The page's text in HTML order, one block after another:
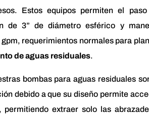
Estos equipos permiten el
de 3” de diámetro esférico y
requerimientos normales para
de aguas residuales.
bombas para aguas residuales
debido a que su diseño permite
extraer solo las